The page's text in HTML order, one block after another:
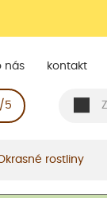
nás kontakt
5
rostliny